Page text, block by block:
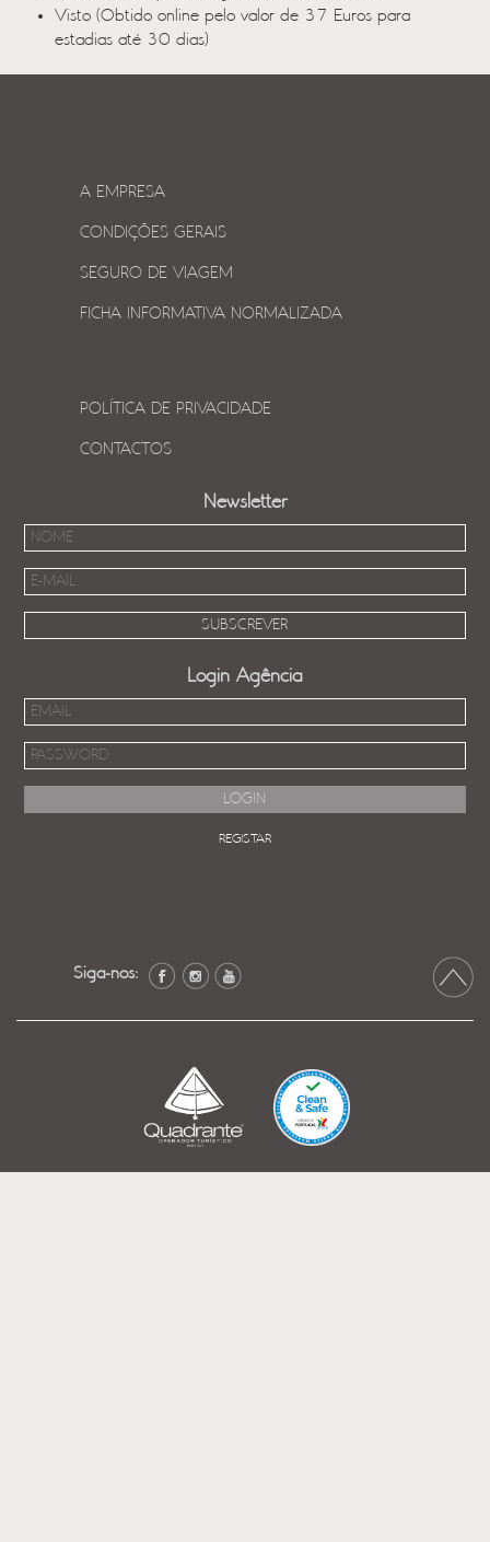
Visto (Obtido online pelo valor de 37 Euros para
estadias até 30 dias)
A EMPRESA
CONDIÇÕES GERAIS
SEGURO DE VIAGEM
FICHA INFORMATIVA NORMALIZADA
POLÍTICA DE PRIVACIDADE
CONTACTOS
Newsletter
Login Agência
REGISTAR
Siga-nos: